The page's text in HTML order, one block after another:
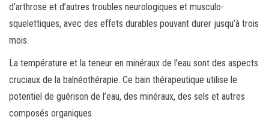
d’arthrose et d’autres troubles neurologiques et musculo-
squelettiques, avec des effets durables pouvant durer jusqu’à trois
mois.
La température et la teneur en minéraux de l’eau sont des aspects
cruciaux de la balnéothérapie. Ce bain thérapeutique utilise le
potentiel de guérison de l’eau, des minéraux, des sels et autres
composés organiques.